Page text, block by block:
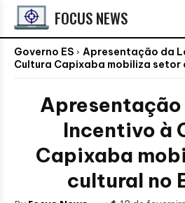
FOCUS NEWS
Governo ES
Apresentação da
Cultura Capixaba mobiliza setor
Apresentação
Incentivo à
Capixaba
cultural no